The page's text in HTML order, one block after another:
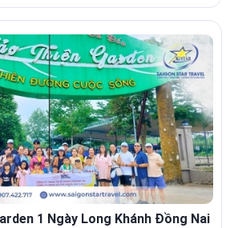
1 Ngày Long Khánh Đồng Nai